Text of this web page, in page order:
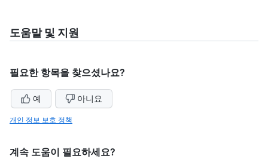
도움말 및 지원
필요한 항목을 찾으셨나요?
예 아니요
개인 정보 보호 정책
계속 도움이 필요하세요?